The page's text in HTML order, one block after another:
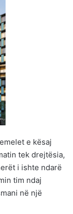
e kësaj
tek drejtësia,
i ishte ndarë
tim ndaj
në një